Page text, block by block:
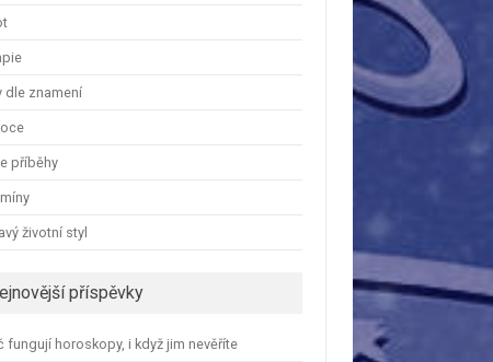
dle znamení
příběhy
životní styl
příspěvky
fungují horoskopy, i když jim nevěříte